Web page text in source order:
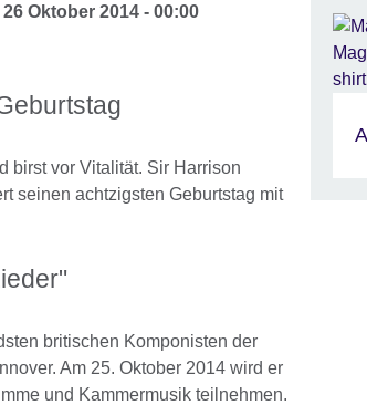
Oktober 2014 - 00:00
birst vor Vitalität. Sir Harrison
seinen achtzigsten Geburtstag mit
britischen Komponisten der
Am 25. Oktober 2014 wird er
und Kammermusik teilnehmen.